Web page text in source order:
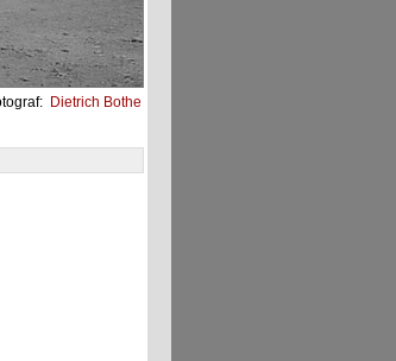
Dietrich Bothe